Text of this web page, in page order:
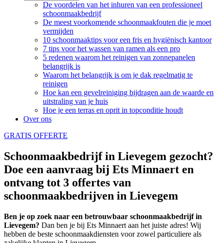
De voordelen van het inhuren van een professioneel
schoonmaakbedrijf
De meest voorkomende schoonmaakfouten die je moet
vermijden
10 schoonmaaktips voor een fris en hygiënisch kantoor
7 tips voor het wassen van ramen als een pro
5 redenen waarom het reinigen van zonnepanelen
belangrijk is
Waarom het belangrijk is om je dak regelmatig te
reinigen
Hoe kan een gevelreiniging bijdragen aan de waarde en
uitstraling van je huis
Hoe je een terras en oprit in topconditie houdt
Over ons
GRATIS OFFERTE
Schoonmaakbedrijf in Lievegem gezocht?
Doe een aanvraag bij Ets Minnaert en
ontvang tot 3 offertes van
schoonmaakbedrijven in Lievegem
Ben je op zoek naar een betrouwbaar schoonmaakbedrijf in
Lievegem? Dan ben je bij Ets Minnaert aan het juiste adres! Wij
hebben de beste schoonmaakdiensten voor zowel particuliere als